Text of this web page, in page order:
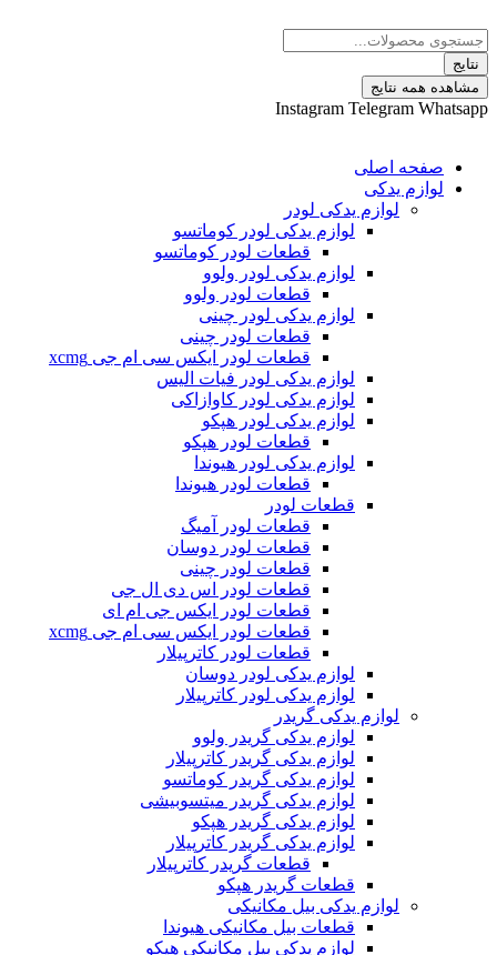
نتایج
Instagram Telegram
اصلی
یدکی
لوازم یدکی لودر
لوازم یدکی لودر کوماتسو
قطعات لودر کوماتسو
لوازم یدکی لودر ولوو
قطعات لودر ولوو
لوازم یدکی لودر چینی
قطعات لودر چینی
قطعات لودر ایکس سی ام جی xcmg
لوازم یدکی لودر فیات الیس
لوازم یدکی لودر کاوازاکی
لوازم یدکی لودر هپکو
قطعات لودر هپکو
لوازم یدکی لودر هیوندا
قطعات لودر هیوندا
قطعات لودر
قطعات لودر آمیگ
قطعات لودر دوسان
قطعات لودر چینی
قطعات لودر اس دی ال جی
قطعات لودر ایکس جی ام ای
قطعات لودر ایکس سی ام جی xcmg
قطعات لودر کاترپیلار
لوازم یدکی لودر دوسان
لوازم یدکی لودر کاترپیلار
لوازم یدکی گریدر
لوازم یدکی گریدر ولوو
لوازم یدکی گریدر کاترپیلار
لوازم یدکی گریدر کوماتسو
لوازم یدکی گریدر میتسوبیشی
لوازم یدکی گریدر هپکو
لوازم یدکی گریدر کاترپیلار
قطعات گریدر کاترپیلار
قطعات گریدر هپکو
لوازم یدکی بیل مکانیکی
قطعات بیل مکانیکی هیوندا
لوازم یدکی بیل مکانیکی هپکو